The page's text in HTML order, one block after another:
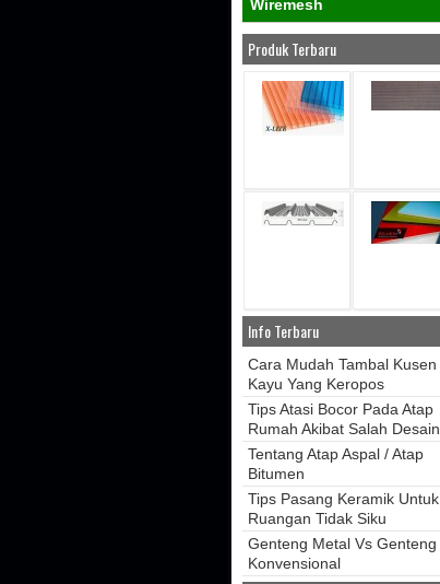
Wiremesh
Produk Terbaru
Info Terbaru
Cara Mudah Tambal Kusen
Kayu Yang Keropos
Tips Atasi Bocor Pada Atap
Rumah Akibat Salah Desain
Tentang Atap Aspal / Atap
Bitumen
Tips Pasang Keramik Untuk
Ruangan Tidak Siku
Genteng Metal Vs Genteng
Konvensional